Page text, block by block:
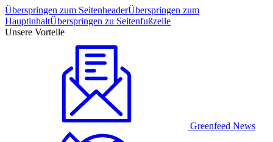
Überspringen zum SeitenheaderÜberspringen zum
HauptinhaltÜberspringen zu Seitenfußzeile
Unsere Vorteile
Greenfeed News